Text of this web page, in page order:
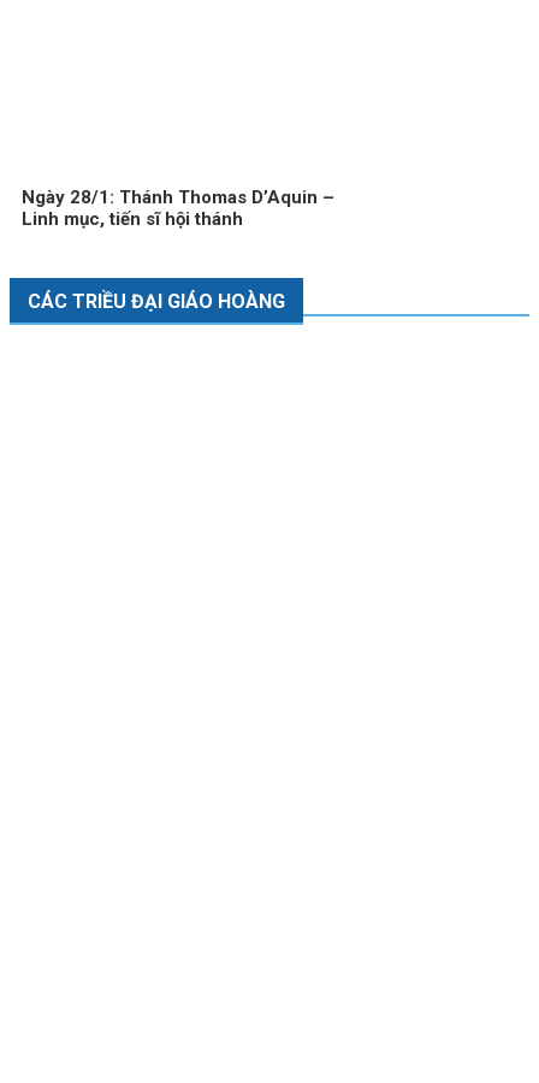
Ngày 28/1: Thánh Thomas D’Aquin –
Linh mục, tiến sĩ hội thánh
CÁC TRIỀU ĐẠI GIÁO HOÀNG